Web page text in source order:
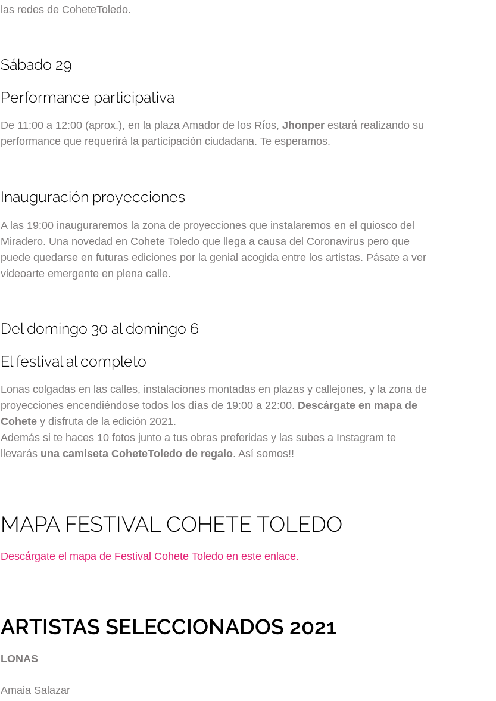
las redes de CoheteToledo.
Sábado 29
Performance participativa
De 11:00 a 12:00 (aprox.), en la plaza Amador de los Ríos,Jhonper estará realizando su
performance que requerirá la participación ciudadana. Te esperamos.
Inauguración proyecciones
A las 19:00 inauguraremos la zona de proyecciones que instalaremos en el quiosco del
Miradero. Una novedad en Cohete Toledo que llega a causa del Coronavirus pero que
puede quedarse en futuras ediciones por la genial acogida entre los artistas. Pásate a ver
videoarte emergente en plena calle.
Del domingo 30 al domingo 6
El festival al completo
Lonas colgadas en las calles, instalaciones montadas en plazas y callejones, y la zona de
proyecciones encendiéndose todos los días de 19:00 a 22:00. Descárgate en mapa de
Cohetey disfruta de la edición 2021.
Además si te haces 10 fotos junto a tus obras preferidas y las subes a Instagram te
llevarás una camiseta CoheteToledo de regalo. Así somos!!
MAPA FESTIVAL COHETE TOLEDO
Descárgate el mapa de Festival Cohete Toledo en este enlace.
ARTISTAS SELECCIONADOS 2021
LONAS
Amaia Salazar